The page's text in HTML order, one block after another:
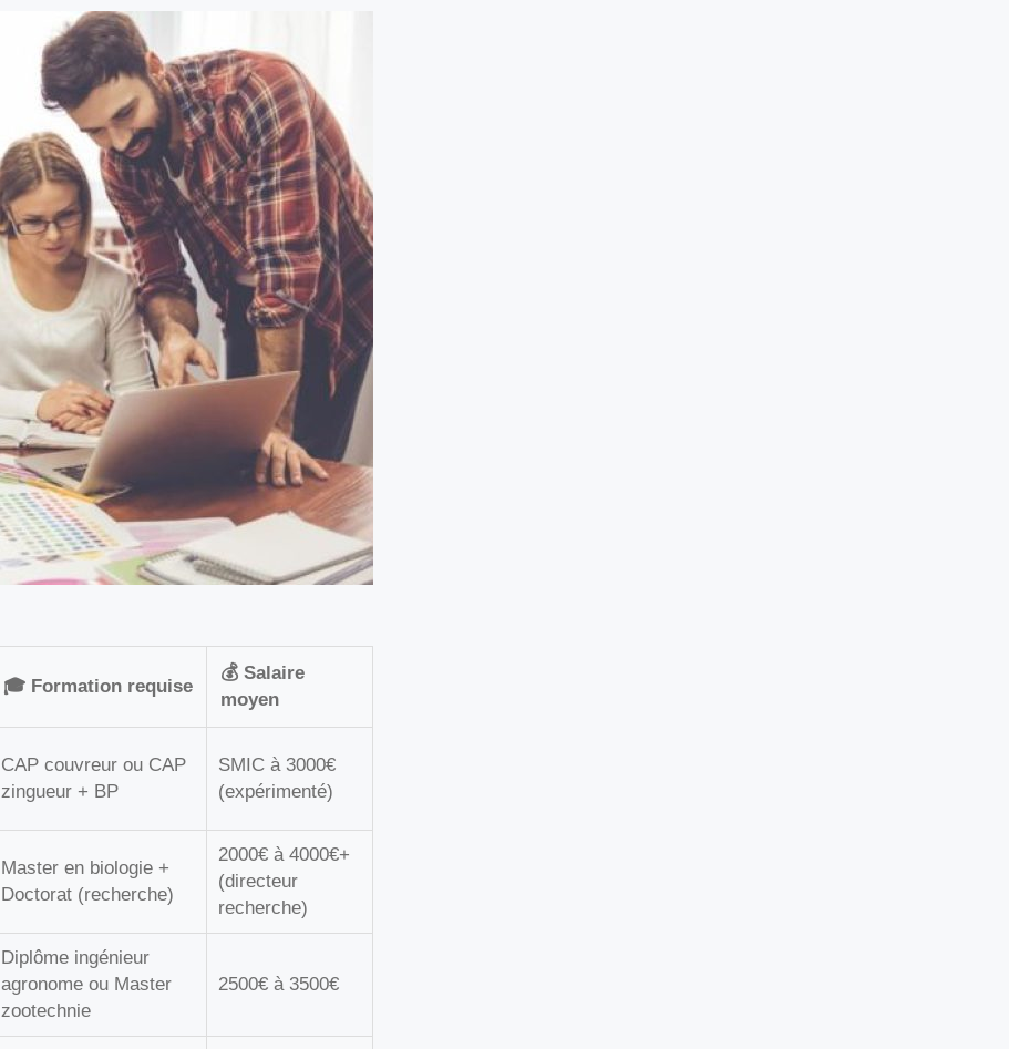
🎓 Formation requise
💰 Salaire
moyen
CAP couvreur ou CAP
zingueur + BP
SMIC à 3000€
(expérimenté)
Master en biologie +
Doctorat (recherche)
2000€ à 4000€+
(directeur
recherche)
Diplôme ingénieur
agronome ou Master
zootechnie
2500€ à 3500€